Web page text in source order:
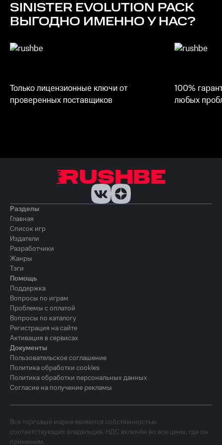
Место на диске
7 ГБ
SINISTER EVOLUTION PACK
ВЫГОДНО ИМЕННО У НАС?
Только лицензионные ключи от
проверенных поставщиков
100%
любых
Разделы
Главная
Список игр
Издатели
Разработчики
Жанры
Тэги
Помощь
Поддержка
Вопросы по играм
Проблемы с оплатой
Вопросы по каталогу
Регистрация на сайте
Активация в сервисах
Документы
Пользовательское соглашение
Политика обработки cookies
Политика обработки персональных данных
Согласие на получение рекламы
Все торговые марки являются собственностью
соответствующих владельцев. НДС включён во все цены, где он
применим.